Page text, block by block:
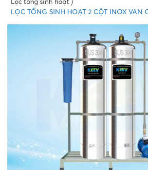
Lọc tổng sinh hoạt
LỌC TỔNG SINH HOẠT 2 CỘT INOX VAN